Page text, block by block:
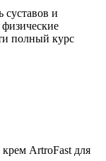
суставов и
полный курс
ArtroFast для